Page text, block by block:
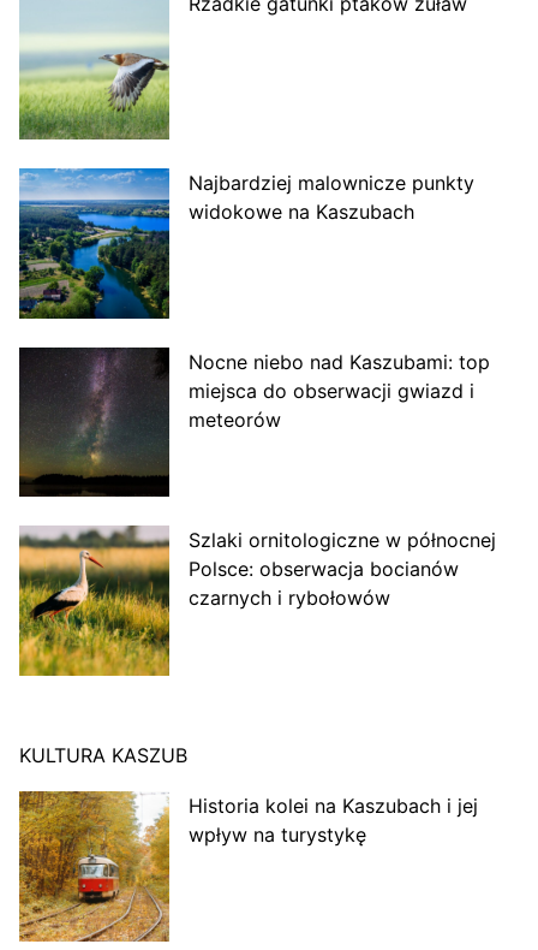
Najbardziej malownicze punkty
widokowe na Kaszubach
Nocne niebo nad Kaszubami: top
miejsca do obserwacji gwiazd i
meteorów
Szlaki ornitologiczne w północnej
Polsce: obserwacja bocianów
czarnych i rybołowów
KULTURA KASZUB
Historia kolei na Kaszubach i jej
wpływ na turystykę